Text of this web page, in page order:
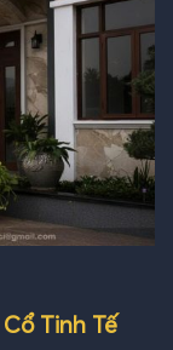
Tinh Tế